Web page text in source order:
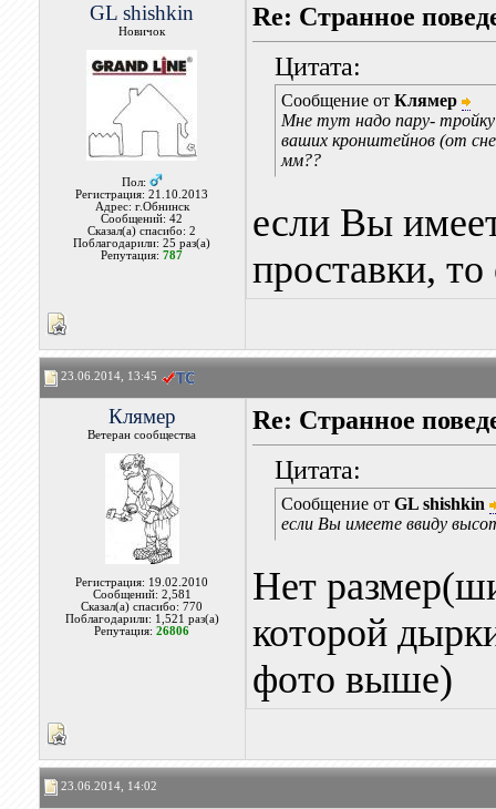
GL shishkin
Новичок
Пол:
Регистрация: 21.10.2013
Адрес: г.Обнинск
Сообщений: 42
Сказал(а) спасибо: 2
Поблагодарили: 25 раз(а)
Репутация:787
Re: Странное
Цитата:
Сообщение от Клямер
Мне тут надо пару-
ваших кронштейнов (от
мм??
если Вы
проставки,
23.06.2014, 13:45
Клямер
Ветеран сообщества
Регистрация: 19.02.2010
Сообщений: 2,581
Сказал(а) спасибо: 770
Поблагодарили: 1,521 раз(а)
Репутация:26806
Re: Странное
Цитата:
Сообщение от GL shishkin
если Вы имеете ввиду
Нет
которой
фото выше)
23.06.2014, 14:02